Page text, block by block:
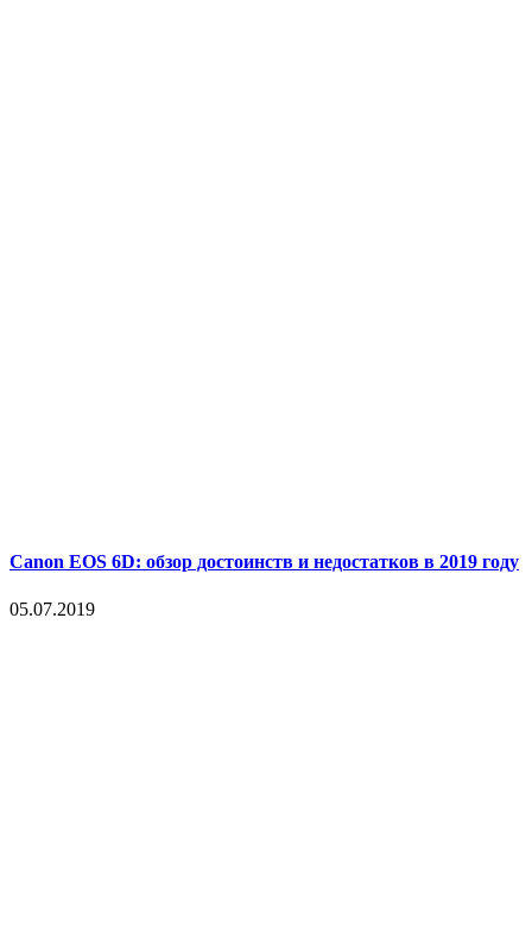
Canon EOS 6D: обзор достоинств и недостатков в 2019 году
05.07.2019